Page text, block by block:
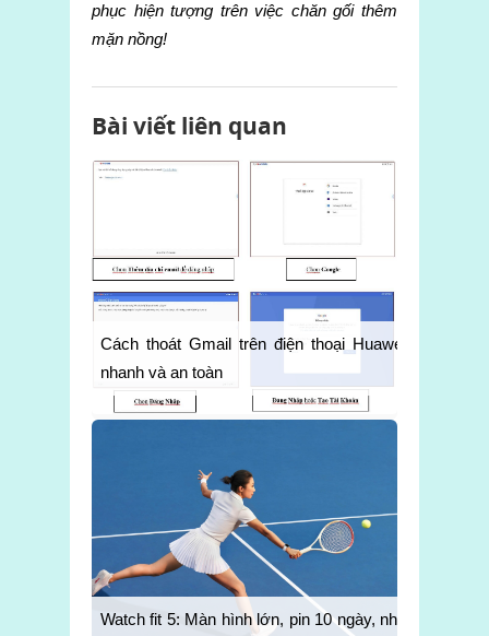
phục hiện tượng trên việc chăn gối thêm
mặn nồng!
Bài viết liên quan
Cách thoát Gmail trên điện thoại Huawei
nhanh và an toàn
Watch fit 5: Màn hình lớn, pin 10 ngày, nhẹ